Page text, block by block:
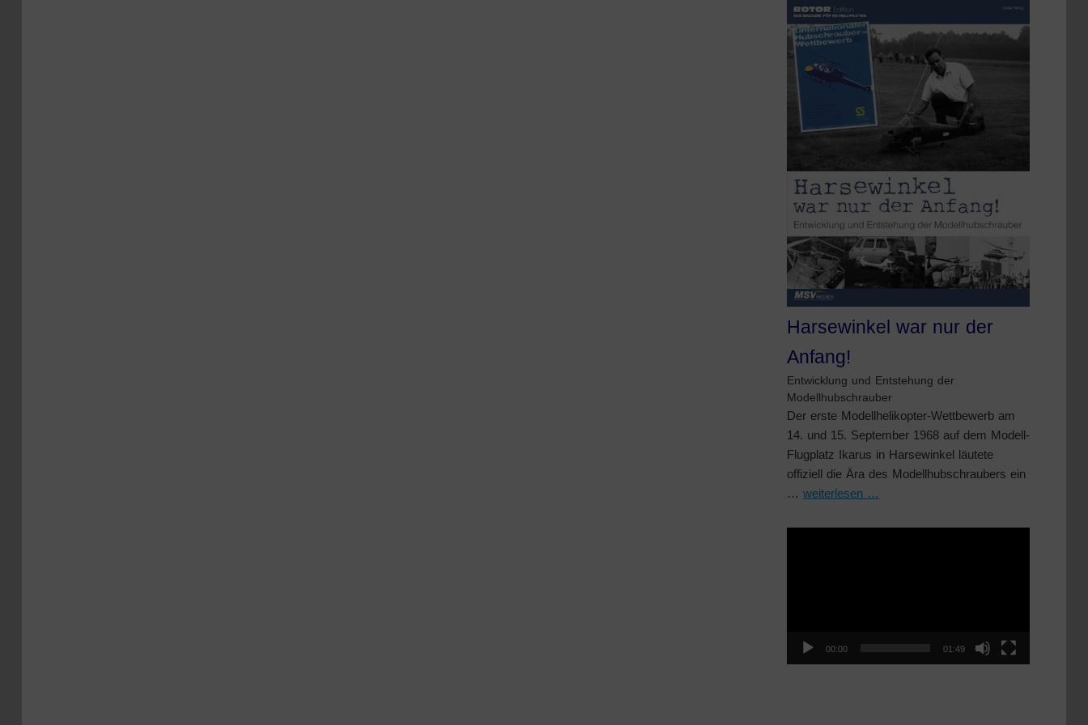
Harsewinkel war nur der
Anfang!
Entwicklung und Entstehung der
Modellhubschrauber
Der erste Modellhelikopter-Wettbewerb am
14. und 15. September 1968 auf dem Modell-
Flugplatz Ikarus in Harsewinkel läutete
offiziell die Ära des Modellhubschraubers ein
… weiterlesen …
00:00 01:49